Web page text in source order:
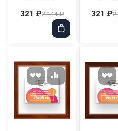
321 ₽2 144 ₽ 321 ₽2